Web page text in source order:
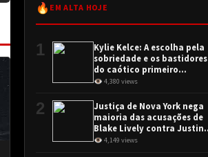
🔥 EM ALTA HOJE
1
Kylie Kelce: A escolha pela
sobriedade e os bastidores
do caótico primeiro
encontro
👁 4,380 views
2
Justiça de Nova York nega
maioria das acusações de
Blake Lively contra Justin
Baldoni
👁 4,149 views